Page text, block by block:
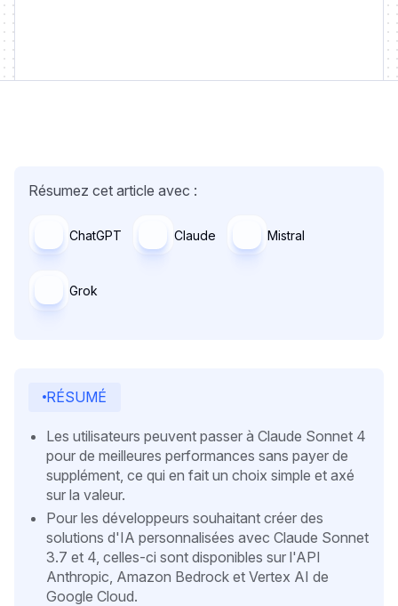
Résumez cet article avec :
ChatGPT Claude Mistral
Grok
RÉSUMÉ
Les utilisateurs peuvent passer à Claude Sonnet 4
pour de meilleures performances sans payer de
supplément, ce qui en fait un choix simple et axé
sur la valeur.
Pour les développeurs souhaitant créer des
solutions d'IA personnalisées avec Claude Sonnet
3.7 et 4, celles-ci sont disponibles sur l'API
Anthropic, Amazon Bedrock et Vertex AI de
Google Cloud.